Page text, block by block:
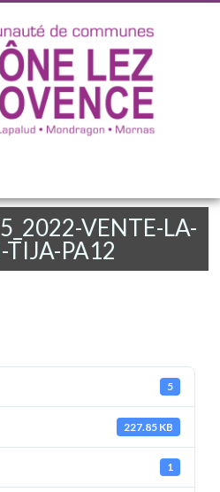
VENTE-LA-
TIJA-PA12
5
227.85 KB
1